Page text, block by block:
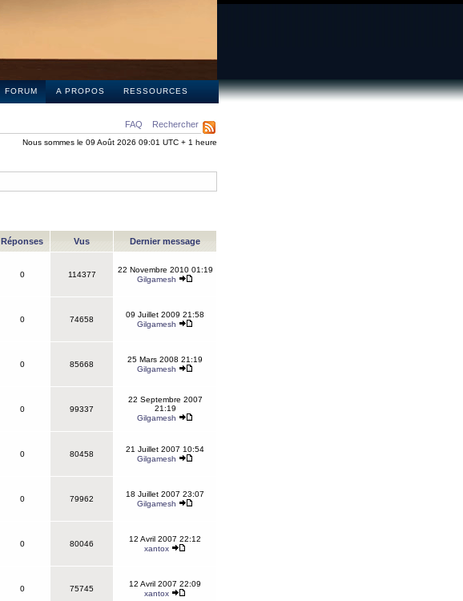
FORUM A PROPOS RESSOURCES
FAQ Rechercher
Nous sommes le 09 Août 2026 09:01 UTC + 1 heure
Réponses Vus Dernier message
0 114377
22 Novembre 2010 01:19
Gilgamesh
0 74658
09 Juillet 2009 21:58
Gilgamesh
0 85668
25 Mars 2008 21:19
Gilgamesh
0 99337
22 Septembre 2007
21:19
Gilgamesh
0 80458
21 Juillet 2007 10:54
Gilgamesh
0 79962
18 Juillet 2007 23:07
Gilgamesh
0 80046
12 Avril 2007 22:12
xantox
0 75745
12 Avril 2007 22:09
xantox